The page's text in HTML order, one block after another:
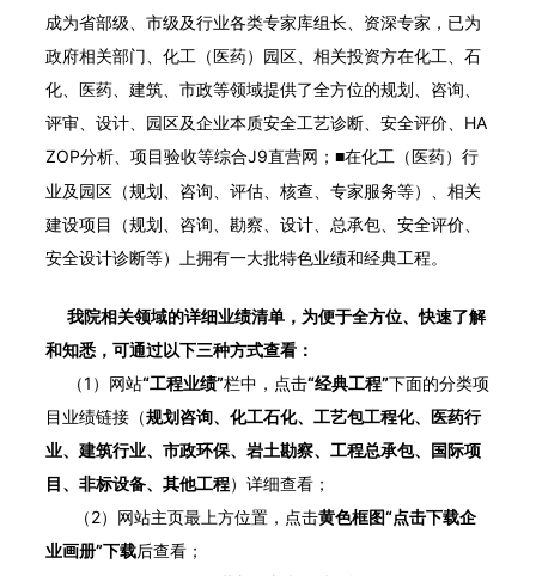
成为省部级、市级及行业各类专家库组长、资深专家，已为
政府相关部门、化工（医药）园区、相关投资方在化工、石
化、医药、建筑、市政等领域提供了全方位的规划、咨询、
评审、设计、园区及企业本质安全工艺诊断、安全评价、HA
ZOP分析、项目验收等综合J9直营网； ■在化工（医药）行
业及园区（规划、咨询、评估、核查、专家服务等）、相关
建设项目（规划、咨询、勘察、设计、总承包、安全评价、
安全设计诊断等）上拥有一大批特色业绩和经典工程。
我院相关领域的详细业绩清单，为便于全方位、快速了解
和知悉，可通过以下三种方式查看：
（1）网站“工程业绩”栏中，点击“经典工程”下面的分类项
目业绩链接（规划咨询、化工石化、工艺包工程化、医药行
业、建筑行业、市政环保、岩土勘察、工程总承包、国际项
目、非标设备、其他工程）详细查看；
（2）网站主页最上方位置，点击黄色框图“点击下载企
业画册”下载后查看；